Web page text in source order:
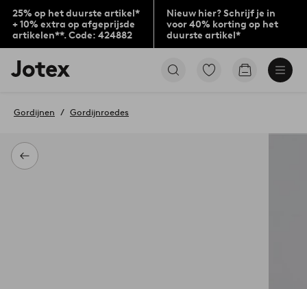
25% op het duurste artikel*
+ 10% extra op afgeprijsde
artikelen**. Code: 424882
Nieuw hier? Schrijf je in
voor 40% korting op het
duurste artikel*
Jotex
logo
to
home
page
Ga
Go
Terug
Gordijnen Gordijnroedes